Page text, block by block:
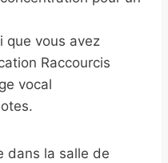
que vous avez
Raccourcis
vocal
dans la salle de